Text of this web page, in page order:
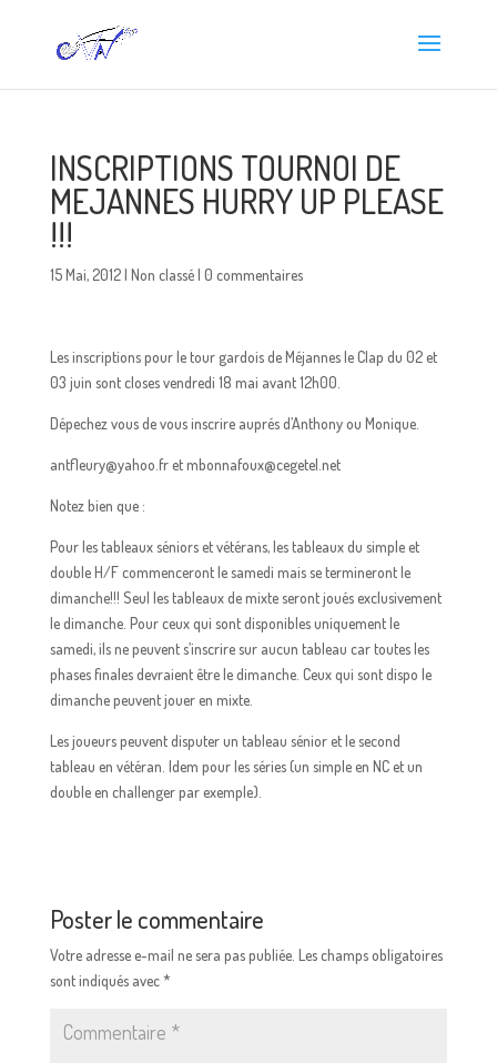
INSCRIPTIONS TOURNOI DE
MEJANNES HURRY UP PLEASE
!!!
15 Mai, 2012| Non classé| 0 commentaires
Les inscriptions pour le tour gardois de Méjannes le Clap du 02 et
03 juin sont closes vendredi 18 mai avant 12h00.
Dépechez vous de vous inscrire auprés d’Anthony ou Monique.
antfleury@yahoo.fr et mbonnafoux@cegetel.net
Notez bien que :
Pour les tableaux séniors et vétérans, les tableaux du simple et
double H/F commenceront le samedi mais se termineront le
dimanche!!! Seul les tableaux de mixte seront joués exclusivement
le dimanche. Pour ceux qui sont disponibles uniquement le
samedi, ils ne peuvent s’inscrire sur aucun tableau car toutes les
phases finales devraient être le dimanche. Ceux qui sont dispo le
dimanche peuvent jouer en mixte.
Les joueurs peuvent disputer un tableau sénior et le second
tableau en vétéran. Idem pour les séries (un simple en NC et un
double en challenger par exemple).
Poster le commentaire
Votre adresse e-mail ne sera pas publiée. Les champs obligatoires
sont indiqués avec*